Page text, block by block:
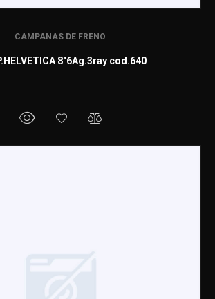
CAMPANAS DE FRENO
8"6Ag.3ray cod.640